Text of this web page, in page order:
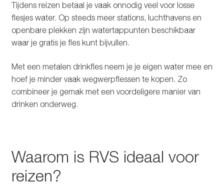
Tijdens reizen betaal je vaak onnodig veel voor losse
flesjes water. Op steeds meer stations, luchthavens en
openbare plekken zijn watertappunten beschikbaar
waar je gratis je fles kunt bijvullen.
Met een metalen drinkfles neem je je eigen water mee en
hoef je minder vaak wegwerpflessen te kopen. Zo
combineer je gemak met een voordeligere manier van
drinken onderweg.
Waarom is RVS ideaal voor
reizen?